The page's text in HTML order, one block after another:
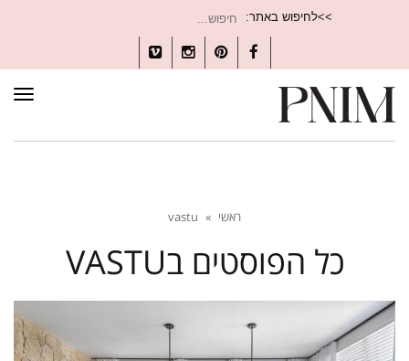
>>לחיפוש באתר:
עבור:
Facebook
Pinterest
Instagram
Vimeo
ראשי »
vastu
כל הפוסטים בVASTU